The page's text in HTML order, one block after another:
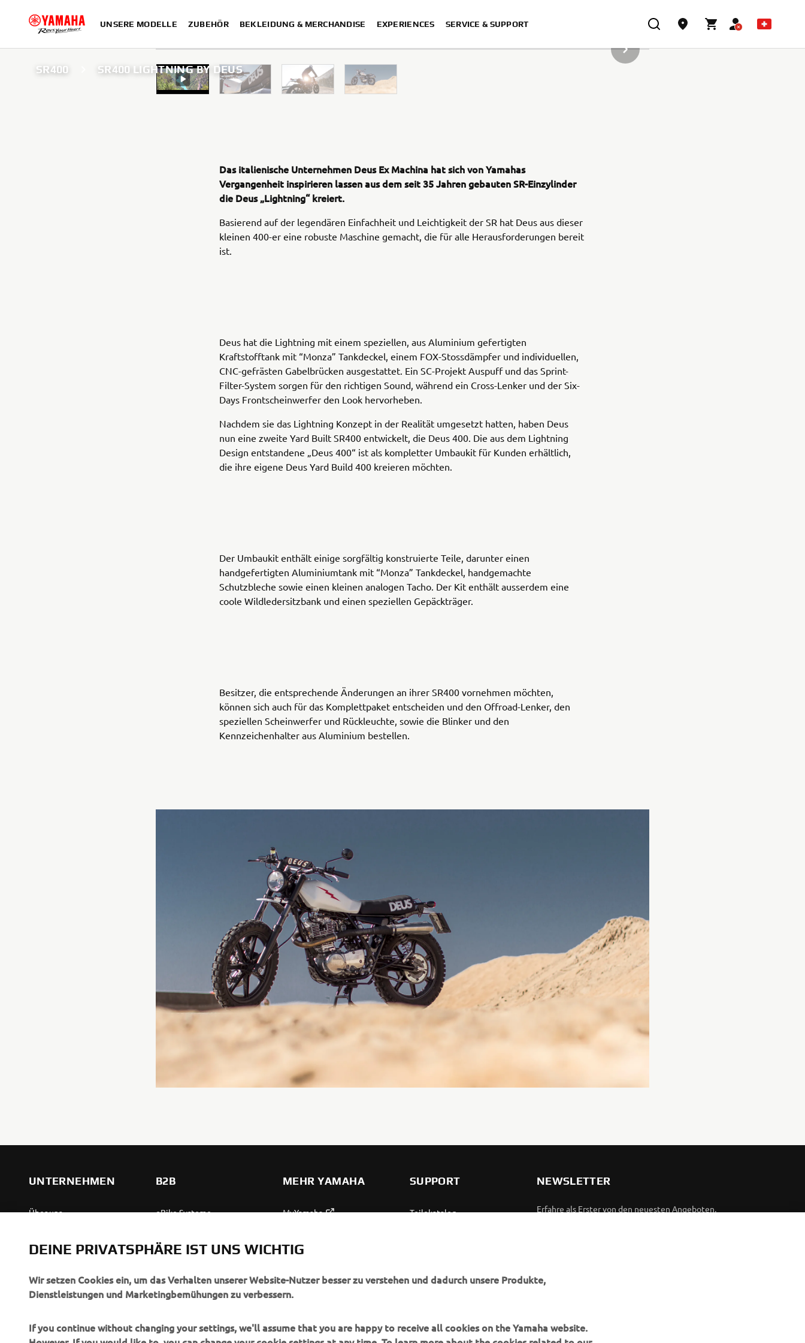
UNSERE MODELLE ZUBEHÖR BEKLEIDUNG & MERCHANDISE EXPERIENCES SERVICE & SUPPORT
SR400 SR400 LIGHTNING BY DEUS
NÄCHSTER ARTIKEL DER GALERIE
Das italienische Unternehmen Deus Ex Machina hat sich von Yamahas
Vergangenheit inspirieren lassen aus dem seit 35 Jahren gebauten SR-Einzylinder
die Deus „Lightning“ kreiert.
Basierend auf der legendären Einfachheit und Leichtigkeit der SR hat Deus aus dieser
kleinen 400-er eine robuste Maschine gemacht, die für alle Herausforderungen bereit
ist.
Deus hat die Lightning mit einem speziellen, aus Aluminium gefertigten
Kraftstofftank mit “Monza” Tankdeckel, einem FOX-Stossdämpfer und individuellen,
CNC-gefrästen Gabelbrücken ausgestattet. Ein SC-Projekt Auspuff und das Sprint-
Filter-System sorgen für den richtigen Sound, während ein Cross-Lenker und der Six-
Days Frontscheinwerfer den Look hervorheben.
Nachdem sie das Lightning Konzept in der Realität umgesetzt hatten, haben Deus
nun eine zweite Yard Built SR400 entwickelt, die Deus 400. Die aus dem Lightning
Design entstandene „Deus 400“ ist als kompletter Umbaukit für Kunden erhältlich,
die ihre eigene Deus Yard Build 400 kreieren möchten.
Der Umbaukit enthält einige sorgfältig konstruierte Teile, darunter einen
handgefertigten Aluminiumtank mit “Monza” Tankdeckel, handgemachte
Schutzbleche sowie einen kleinen analogen Tacho. Der Kit enthält ausserdem eine
coole Wildledersitzbank und einen speziellen Gepäckträger.
Besitzer, die entsprechende Änderungen an ihrer SR400 vornehmen möchten,
können sich auch für das Komplettpaket entscheiden und den Offroad-Lenker, den
speziellen Scheinwerfer und Rückleuchte, sowie die Blinker und den
Kennzeichenhalter aus Aluminium bestellen.
UNTERNEHMEN
Über uns
Veranstaltungen
Press
Broschüren
B2B
eBike Systeme
Leichte Fahrzeuge
Ersthelferinnen und
Ersthelfer
Robotics
MEHR YAMAHA
MyYamaha
Yamaha Racing
Yamaha Motor Global
Mobile Anwendungen
SUPPORT
Teilekatalog
Umgang mit Altbatterien
NEWSLETTER
Erfahre als Erster von den neuesten Angeboten,
Lesen Sie unsere Datenschutzrichtlinie, um zu erfahren, wie wir
DEINE PRIVATSPHÄRE IST UNS WICHTIG
Wir setzen Cookies ein, um das Verhalten unserer Website-Nutzer besser zu verstehen und dadurch unsere Produkte,
Dienstleistungen und Marketingbemühungen zu verbessern.
If you continue without changing your settings, we'll assume that you are happy to receive all cookies on the Yamaha website.